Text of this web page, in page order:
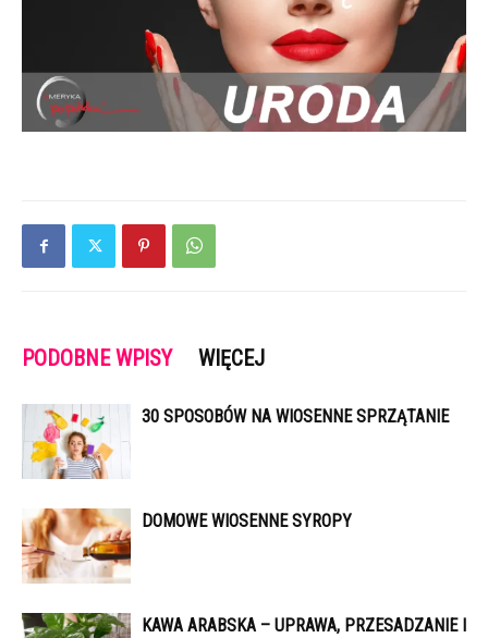
PODOBNE WPISY WIĘCEJ
30 SPOSOBÓW NA WIOSENNE SPRZĄTANIE
DOMOWE WIOSENNE SYROPY
KAWA ARABSKA – UPRAWA, PRZESADZANIE I